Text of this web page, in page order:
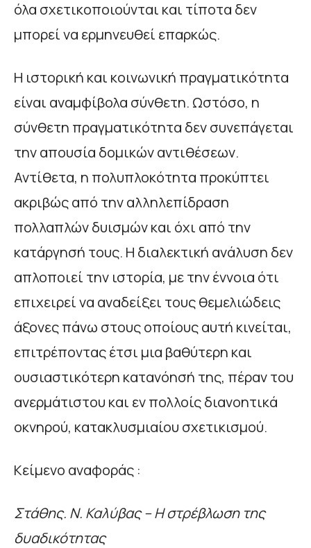
όλα σχετικοποιούνται και τίποτα δεν
μπορεί να ερμηνευθεί επαρκώς.
Η ιστορική και κοινωνική πραγματικότητα
είναι αναμφίβολα σύνθετη. Ωστόσο, η
σύνθετη πραγματικότητα δεν συνεπάγεται
την απουσία δομικών αντιθέσεων.
Αντίθετα, η πολυπλοκότητα προκύπτει
ακριβώς από την αλληλεπίδραση
πολλαπλών δυισμών και όχι από την
κατάργησή τους. Η διαλεκτική ανάλυση δεν
απλοποιεί την ιστορία, με την έννοια ότι
επιχειρεί να αναδείξει τους θεμελιώδεις
άξονες πάνω στους οποίους αυτή κινείται,
επιτρέποντας έτσι μια βαθύτερη και
ουσιαστικότερη κατανόησή της, πέραν του
ανερμάτιστου και εν πολλοίς διανοητικά
οκνηρού, κατακλυσμιαίου σχετικισμού.
Κείμενο αναφοράς :
Στάθης. Ν. Καλύβας – Η στρέβλωση της
δυαδικότητας